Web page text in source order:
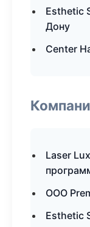
Esthetic
Дону
Center
Laser
ООО
Esthetic